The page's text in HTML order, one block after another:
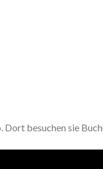
besuchen sie